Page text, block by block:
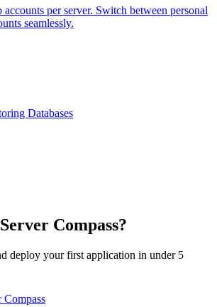
per server. Switch between personal
seamlessly.
Databases
Compass?
deploy your first application in under 5